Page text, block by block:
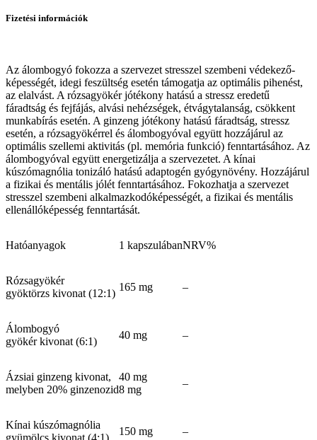
Fizetési információk
Az álombogyó fokozza a szervezet stresszel szembeni védekező­
képességét, idegi feszültség esetén támogatja az optimális pihenést,
az elalvást. A rózsagyökér jótékony hatású a stressz eredetű
fáradtság és fejfájás, alvási nehézségek, étvágytalanság, csökkent
munkabírás esetén. A ginzeng jótékony hatású fáradtság, stressz
esetén, a rózsagyökérrel és álombogyóval együtt hozzájárul az
optimális szellemi aktivitás (pl. memória funkció) fenntartásához. Az
álombogyóval együtt energetizálja a szervezetet. A kínai
kúszómagnólia tonizáló hatású adaptogén gyógynövény. Hozzá­járul
a fizikai és mentális jólét fenntartásához. Fokozhatja a szervezet
stresszel szembeni alkalmazkodóképességét, a fizikai és mentális
ellenállóképesség fenntartását.
Hatóanyagok 1 kapszulábanNRV%
Rózsagyökér
gyöktörzs kivonat (12:1)
165 mg –
Álombogyó
gyökér kivonat (6:1)
40 mg –
Ázsiai ginzeng kivonat,
melyben 20% ginzenozid
40 mg
8 mg
–
Kínai kúszómagnólia
150 mg –